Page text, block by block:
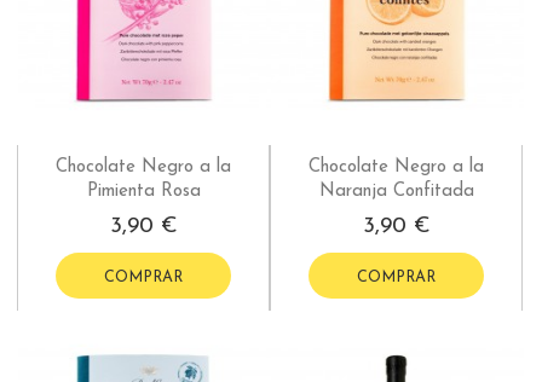
Chocolate Negro a la
Pimienta Rosa
3,90 €
COMPRAR
Chocolate Negro a la
Naranja Confitada
3,90 €
COMPRAR